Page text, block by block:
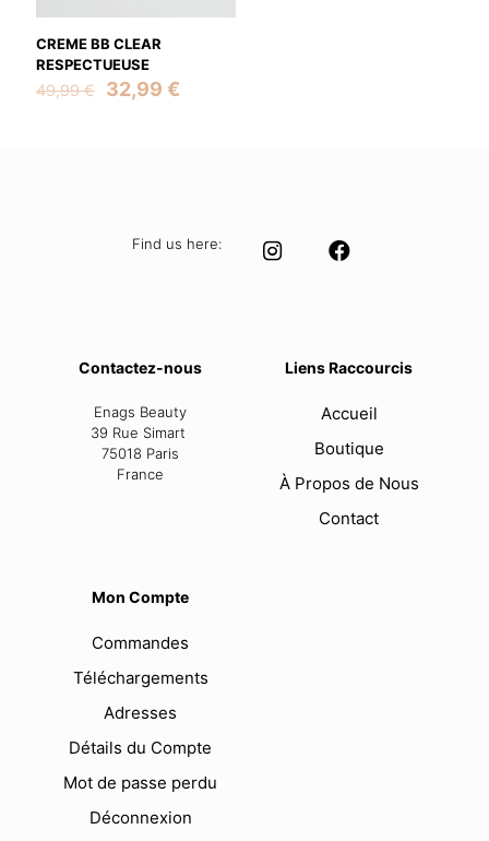
CREME BB CLEAR
RESPECTUEUSE
49,99€
Original
32,99 €
Find us here:
Contactez-nous
Enags Beauty
39 Rue Simart
75018 Paris
France
Liens Raccourcis
Accueil
Boutique
À Propos de Nous
Contact
Mon Compte
Commandes
Téléchargements
Adresses
Détails du Compte
Mot de passe perdu
Déconnexion